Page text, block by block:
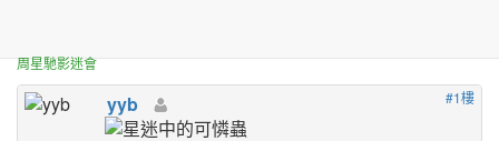
周星馳影迷會
#1樓
yyb